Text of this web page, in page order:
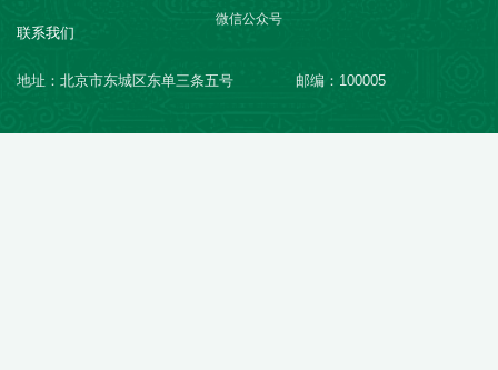
联系我们
地址：北京市东城区东单三条五号 邮编：100005
微信公众号